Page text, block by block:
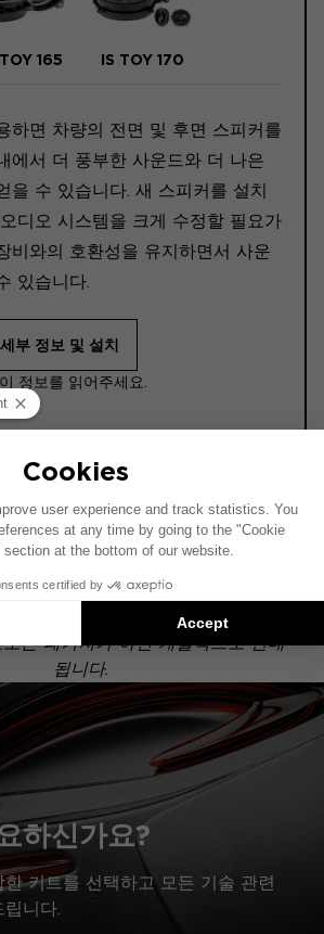
165 IS TOY 170
하면 차량의 전면 및 후면 스피커를
에서 더 풍부한 사운드와 더 나은
을 수 있습니다. 새 스피커를 설치
디오 시스템을 크게 수정할 필요가
비와의 호환성을 유지하면서 사운
있습니다.
세부 정보 및 설치
정보를 읽어주세요.
본 오디오 시스템이 장착된 차량을
습니다. 차량에 특정 하이파이 옵션
경우, 도면에 표시된 구성 요소의 위
는 호환 가능한 제품에 대한 제안입
는 패키지가 아닌 개별적으로 판매
됩니다.
하신가요?
키트를 선택하고 모든 기술 관련
니다.